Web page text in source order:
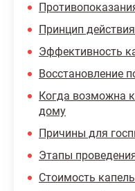
Принцип
Эффективность
Восстановление
Когда возможна
дому
Причины для
Этапы
Стоимость